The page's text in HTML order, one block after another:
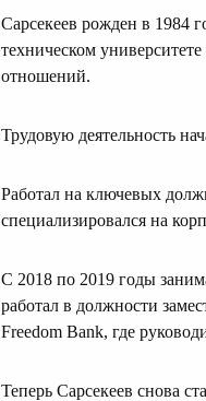
Сарсекеев рожден в 1984
техническом
отношений.
Трудовую деятельность
Работал на ключевых
специализировался на
С 2018 по 2019 годы
работал в должности
Freedom Bank, где
Теперь Сарсекеев снова